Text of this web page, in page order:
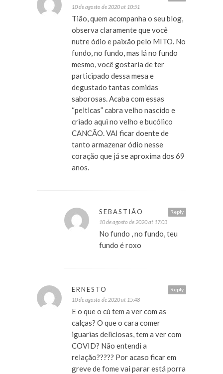
10 de agosto de 2020 at 10:51
Tião, quem acompanha o seu blog,
observa claramente que você
nutre ódio e paixão pelo MITO. No
fundo, no fundo, mas lá no fundo
mesmo, você gostaria de ter
participado dessa mesa e
degustado tantas comidas
saborosas. Acaba com essas
“peiticas” cabra velho nascido e
criado aqui no velho e bucólico
CANCÃO. VAI ficar doente de
tanto armazenar ódio nesse
coração que já se aproxima dos 69
anos.
Reply
SEBASTIÃO
10 de agosto de 2020 at 17:03
No fundo , no fundo, teu
fundo é roxo
Reply
ERNESTO
10 de agosto de 2020 at 15:48
E o que o cú tem a ver com as
calças? O que o cara comer
iguarias deliciosas, tem a ver com
COVID? Não entendi a
relação????? Por acaso ficar em
greve de fome vai parar está porra